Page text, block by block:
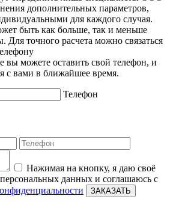
дополнительных параметров,
для каждого случая.
быть как больше, так и меньше
точного расчета можно связаться
вы можете оставить свой телефон, и
с вами в ближайшее время.
Телефон
Нажимая на кнопку, я даю своё
персональных данных и соглашаюсь с